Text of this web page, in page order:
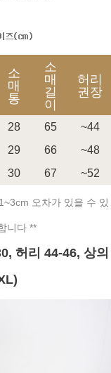
매
소
매
통
소
매
길
이
허리
권장
28 65
~44
29 66
~48
30 67 ~52
오차가 있을 수 있
니다 **
허리 44-46, 상의